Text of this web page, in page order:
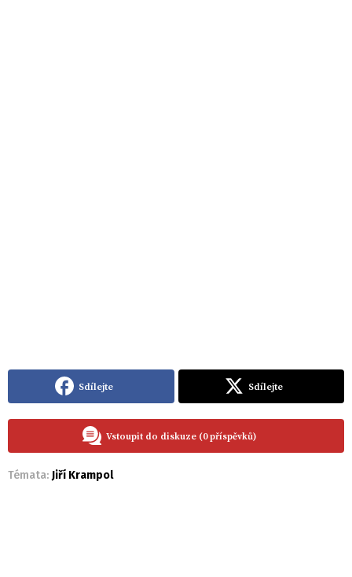
Sdílejte Sdílejte
Vstoupit do diskuze (0 příspěvků)
Témata: Jiří Krampol